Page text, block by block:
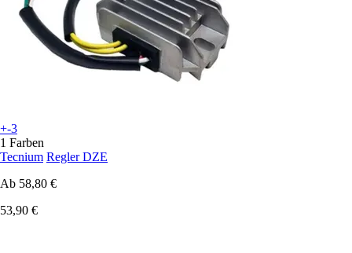
+-3
1 Farben
Tecnium Regler DZE
Ab 58,80 €
53,90 €